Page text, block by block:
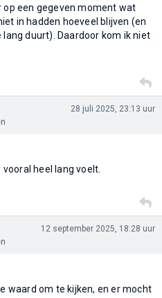
een gegeven moment wat
in hadden hoeveel blijven (en
duurt). Daardoor kom ik niet
28 juli 2025, 23:13 uur
heel lang voelt.
12 september 2025, 18:28 uur
waard om te kijken, en er mocht